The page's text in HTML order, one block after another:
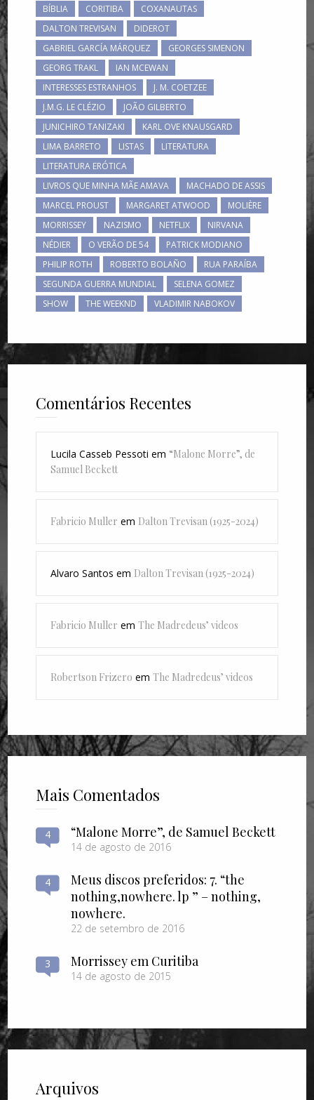
BÍBLIA CORITIBA
COXANAUTAS
DALTON TREVISAN
DIDEROT
GABRIEL GARCÍA MÁRQUEZ
GEORGES SIMENON
GEORG TRAKL
IAN MCEWAN
INTERESSES ESTRANHOS
J. M. COETZEE
J.M.G. LE CLÉZIO
JOÃO GILBERTO
JUNICHIRO TANIZAKI
KARL OVE KNAUSGARD
LIMA BARRETO
LISTAS
LITERATURA
LITERATURA ERÓTICA
LIVROS QUE MINHA MÃE AMAVA
MACHADO DE ASSIS
MARCEL PROUST
MARGARET ATWOOD
MOLIÈRE
MORRISSEY
NAZISMO NETFLIX
NIRVANA
NÉDIER
O VERÃO DE 54
PATRICK MODIANO
PHILIP ROTH
ROBERTO BOLAÑO
RUA PARAÍBA
SEGUNDA GUERRA MUNDIAL
SELENA GOMEZ
SHOW
THE WEEKND VLADIMIR NABOKOV
Comentários Recentes
Lucila Casseb Pessoti em “Malone Morre”, de
Samuel Beckett
Fabricio Muller em Dalton Trevisan (1925-2024)
Alvaro Santos em Dalton Trevisan (1925-2024)
Fabricio Muller emThe Madredeus’ videos
Robertson Frizero emThe Madredeus’ videos
Mais Comentados
4 “Malone Morre”, de Samuel Beckett
14 de agosto de 2016
4
Meus discos preferidos: 7. “the
nothing​,​nowhere. lp ” – nothing​,​
nowhere.
22 de setembro de 2016
3 Morrissey em Curitiba
14 de agosto de 2015
Arquivos